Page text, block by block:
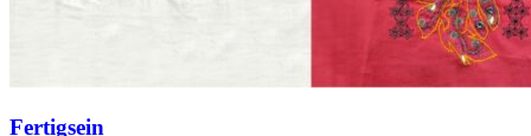
Fertigsein